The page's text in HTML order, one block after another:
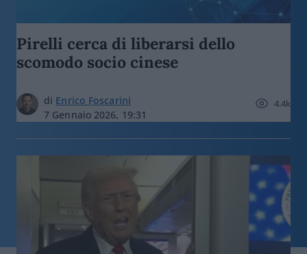
Pirelli cerca di liberarsi dello
scomodo socio cinese
di Enrico Foscarini
7 Gennaio 2026, 19:31
4.4k